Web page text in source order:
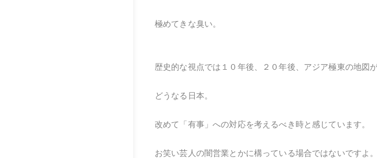
極めてきな臭い。
歴史的な視点では１０年後、２０年後、アジア極東の地図
どうなる日本。
改めて「有事」への対応を考えるべき時と感じています。
お笑い芸人の闇営業とかに構っている場合ではないですよ。